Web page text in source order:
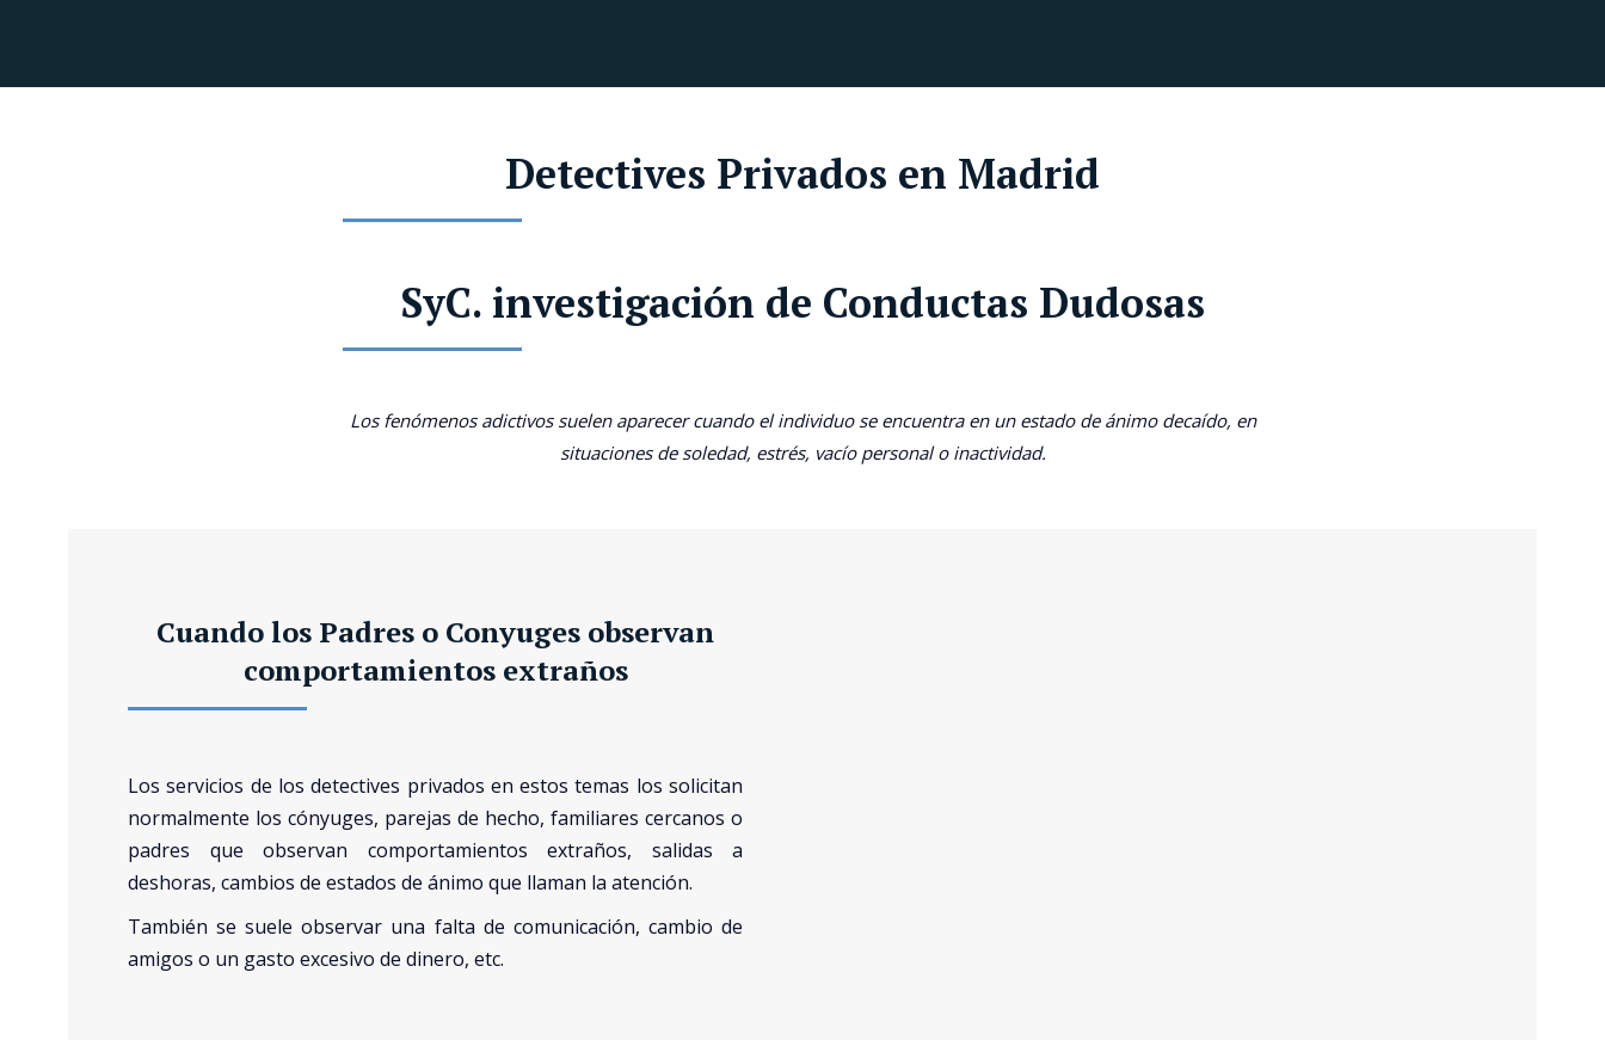
Detectives Privados en Madrid
SyC. investigación de Conductas Dudosas
Los fenómenos adictivos suelen aparecer cuando el individuo se encuentra en un estado de ánimo decaído, en
situaciones de soledad, estrés, vacío personal o inactividad.
Cuando los Padres o Conyuges observan
comportamientos extraños
Los servicios de los detectives privados en estos temas los solicitan
normalmente los cónyuges, parejas de hecho, familiares cercanos o
padres que observan comportamientos extraños, salidas a
deshoras, cambios de estados de ánimo que llaman la atención.
También se suele observar una falta de comunicación, cambio de
amigos o un gasto excesivo de dinero, etc.